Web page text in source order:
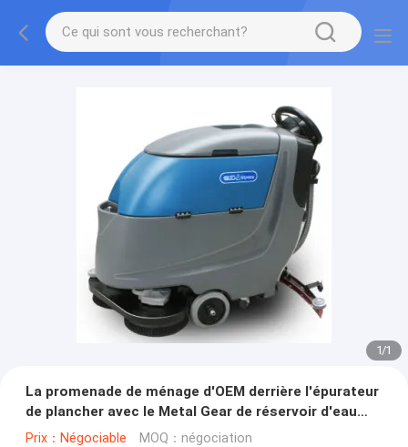
1/1
La promenade de ménage d'OEM derrière l'épurateur
de plancher avec le Metal Gear de réservoir d'eau
réduisent
Prix：Négociable MOQ：négociation